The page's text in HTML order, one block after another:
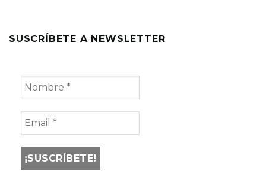
SUSCRÍBETE A NEWSLETTER